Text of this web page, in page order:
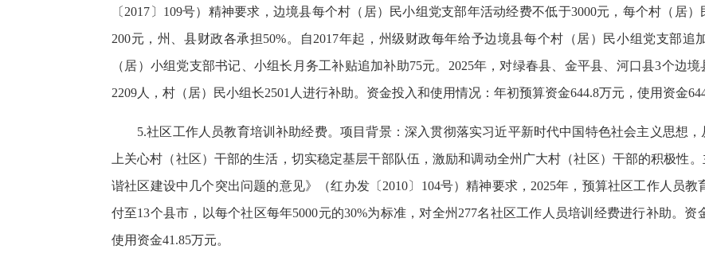
〔2017〕109号）精神要求， 边境县每个村（居）民小组党支部年活动经费不低于3000元，每个村（居
200元，州、县财政各承担50%。自2017年起，州级财政每年给予边境县每个村（居）民小组党支部追
（居）小组党支部书记、小组长月务工补贴追加补助75元。 2025年，对绿春县、金平县、 河口县3个边境
2209人，村（居）民小组长2501人进行补助。资金投入和使用情况：年初预算资金644.8万元，使用资金
5.社区工作人员教育培训补助经费。项目背景：深入贯彻落实习近平新时代中国特色社会主义思想
上关心村（社区）干部的生活，切实稳定基层干部队伍，激励和调动全州广大村（社区）干部的积极性
谐社区建设中几个突出问题的意见》（红办发〔2010〕104号）精神要求，2025年，预算社区工作人员
付至13个县市，以每个社区每年5000元的30%为标准，对全州277名社区工作人员培训经费进行补助。资
使用资金41.85万元。